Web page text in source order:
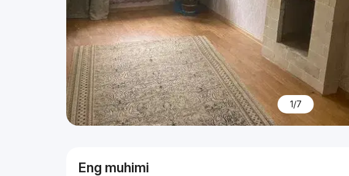
1/7
Eng muhimi